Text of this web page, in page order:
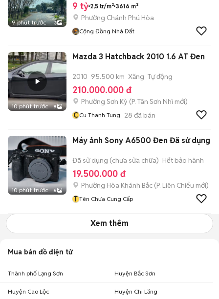
9 phút trước 3
9 tỷ 2,5 tr/m² 3616 m²
Phường Chánh Phú Hòa
Cộng Đồng Nhà Đất
10 phút trước 9
Mazda 3 Hatchback 2010 1.6 AT Đen
2010 95.500 km Xăng Tự động
210.000.000 đ
Phường Sơn Kỳ (P. Tân Sơn Nhì mới)
CCu Thanh Tung 28 đã bán
10 phút trước 6
Máy ảnh Sony A6500 Đen Đã sử dụng
Đã sử dụng (chưa sửa chữa) Hết bảo hành
19.500.000 đ
Phường Hòa Khánh Bắc (P. Liên Chiểu mới)
T Tên Chưa Cung Cấp
Xem thêm
Mua bán đồ điện tử
Thành phố Lạng Sơn Huyện Bắc Sơn
Huyện Cao Lộc Huyện Chi Lăng